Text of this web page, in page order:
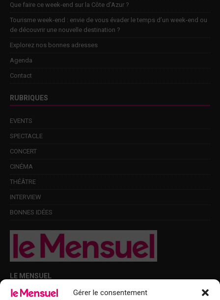
Gérer le consentement
Que faire ce week-end sur la Côte d’Azur ?
Tourisme week-end : envie de vous évader le temps d’un week-end ou
de découvrir une nouvelle destination ?
Explorez nos bonnes adresses
Agenda
Contact
RUBRIQUES
EVENTS
SPECTACLE
CONCERT
CINÉMA
THÉÂTRE
INTERVIEW
BONNES IDÉES
LE MENSUEL